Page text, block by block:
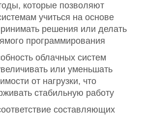
которые позволяют
учиться на основе
решения или делать
программирования
облачных систем
или уменьшать
от нагрузки, что
стабильную работу
составляющих